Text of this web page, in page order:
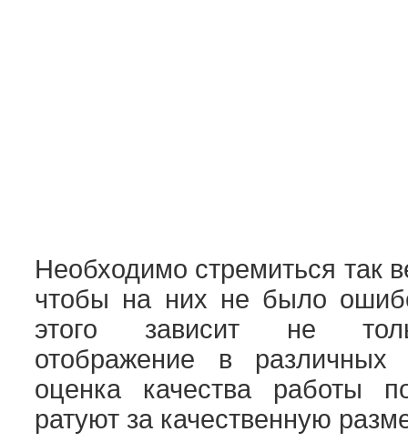
Необходимо стремиться так
чтобы на них не было
этого зависит не
отображение в
оценка качества работы
ратуют за качественную